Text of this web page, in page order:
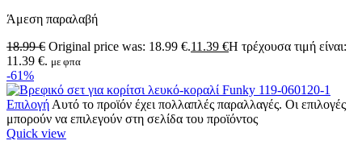
Άμεση παραλαβή
18.99€ Original price was: 18.99 €.11.39 €Η τρέχουσα τιμή είναι:
11.39 €. με φπα
-61%
Επιλογή Αυτό το προϊόν έχει πολλαπλές παραλλαγές. Οι επιλογές
μπορούν να επιλεγούν στη σελίδα του προϊόντος
Quick view